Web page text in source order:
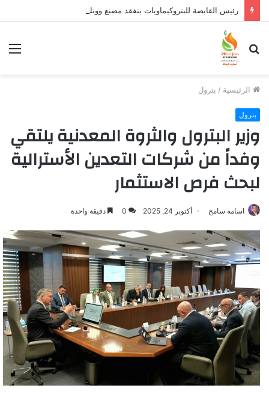
بحث
عن
الرئيسية / بترول
بترول
وزير البترول والثروة المعدنية يلتقي
وفداً من شركات التعدين الأسترالية
لبحث فرص الاستثمار
اسامه سامح أكتوبر 24, 2025 0 دقيقة واحدة